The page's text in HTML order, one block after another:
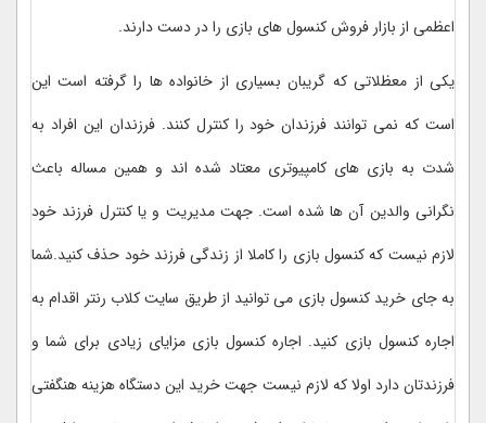
اعظمی از بازار فروش کنسول های بازی را در دست دارند.
یکی از معظلاتی که گریبان بسیاری از خانواده ها را گرفته است این
است که نمی توانند فرزندان خود را کنترل کنند. فرزندان این افراد به
شدت به بازی های کامپیوتری معتاد شده اند و همین مساله باعث
نگرانی والدین آن ها شده است. جهت مدیریت و یا کنترل فرزند خود
لازم نیست که کنسول بازی را کاملا از زندگی فرزند خود حذف کنید.شما
به جای خرید کنسول بازی می توانید از طریق سایت کلاب رنتر اقدام به
اجاره کنسول بازی کنید. اجاره کنسول بازی مزایای زیادی برای شما و
فرزندتان دارد اولا که لازم نیست جهت خرید این دستگاه هزینه هنگفتی